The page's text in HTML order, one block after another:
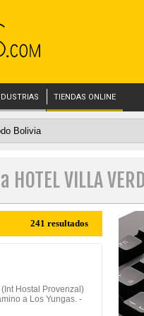
TIENDAS ONLINE
VILLA
241 resultados
Hostal Provenzal)
a Los Yungas. -